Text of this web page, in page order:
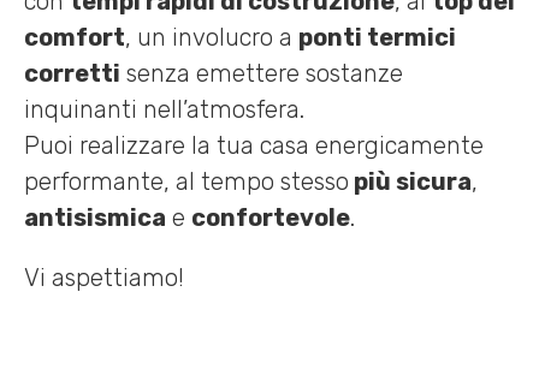
comfort, un involucro a ponti termici
corretti senza emettere sostanze
inquinanti nell’atmosfera.
Puoi realizzare la tua casa energicamente
performante, al tempo stesso più sicura,
antisismica e confortevole.
Vi aspettiamo!